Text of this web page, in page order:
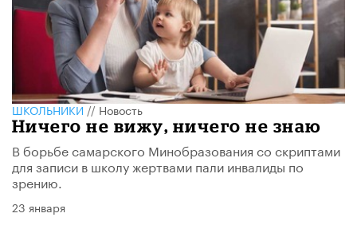
ШКОЛЬНИКИ//Новость
Ничего не вижу, ничего не знаю
В борьбе самарского Минобразования со скриптами
для записи в школу жертвами пали инвалиды по
зрению.
23 января